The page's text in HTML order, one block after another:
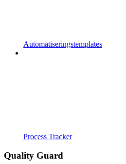
Automatiseringstemplates
Process Tracker
Quality Guard